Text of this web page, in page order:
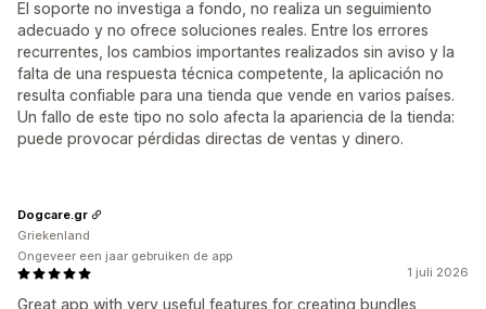
El soporte no investiga a fondo, no realiza un seguimiento
adecuado y no ofrece soluciones reales. Entre los errores
recurrentes, los cambios importantes realizados sin aviso y la
falta de una respuesta técnica competente, la aplicación no
resulta confiable para una tienda que vende en varios países.
Un fallo de este tipo no solo afecta la apariencia de la tienda:
puede provocar pérdidas directas de ventas y dinero.
1 juli 2026
Great app with very useful features for creating bundles,
Dogcare.gr
Griekenland
Ongeveer een jaar gebruiken de app